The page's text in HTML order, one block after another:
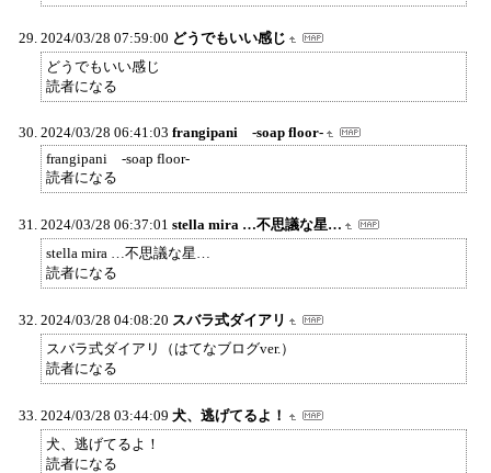
2024/03/28 07:59:00 どうでもいい感じ
どうでもいい感じ
読者になる
2024/03/28 06:41:03 frangipani -soap floor-
frangipani -soap floor-
読者になる
2024/03/28 06:37:01 stella mira …不思議な星…
stella mira …不思議な星…
読者になる
2024/03/28 04:08:20 スバラ式ダイアリ
スバラ式ダイアリ（はてなブログver.）
読者になる
2024/03/28 03:44:09 犬、逃げてるよ！
犬、逃げてるよ！
読者になる